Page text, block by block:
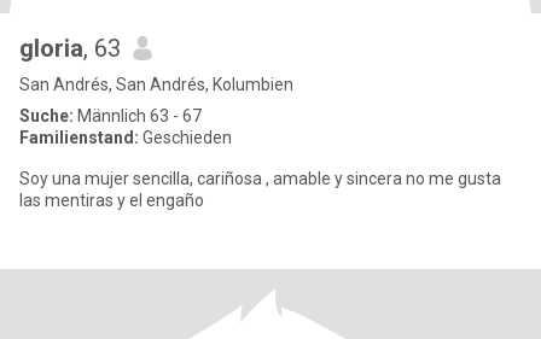
gloria, 63
San Andrés, San Andrés, Kolumbien
Suche: Männlich 63 - 67
Familienstand: Geschieden
Soy una mujer sencilla, cariñosa , amable y sincera no me gusta
las mentiras y el engaño